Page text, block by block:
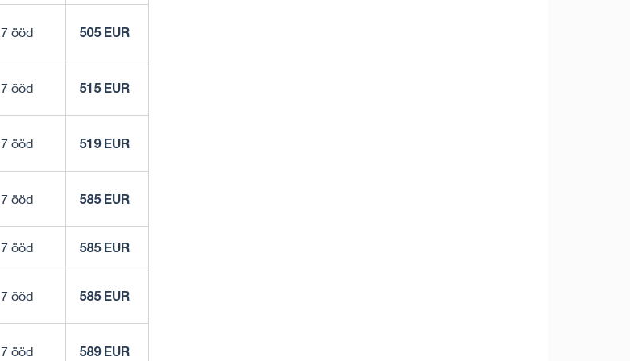
7 ööd 505 EUR
7 ööd 515 EUR
7 ööd 519 EUR
7 ööd 585 EUR
7 ööd 585 EUR
7 ööd 585 EUR
7 ööd 589 EUR